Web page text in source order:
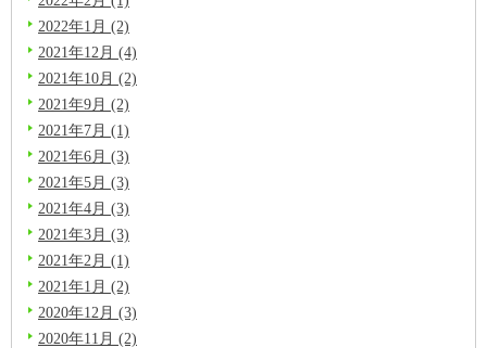
2022年1月 (2)
2021年12月 (4)
2021年10月 (2)
2021年9月 (2)
2021年7月 (1)
2021年6月 (3)
2021年5月 (3)
2021年4月 (3)
2021年3月 (3)
2021年2月 (1)
2021年1月 (2)
2020年12月 (3)
2020年11月 (2)